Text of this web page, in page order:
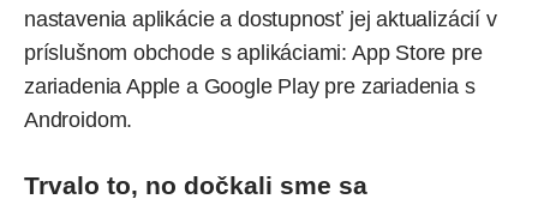
nastavenia aplikácie a dostupnosť jej aktualizácií v
príslušnom obchode s aplikáciami: App Store pre
zariadenia Apple a Google Play pre zariadenia s
Androidom.
Trvalo to, no dočkali sme sa